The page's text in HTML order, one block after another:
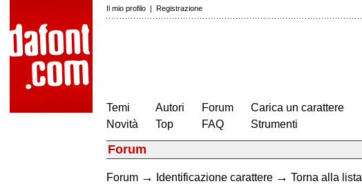
Il mio profilo | Registrazione
Temi
Novità
Autori
Top
Forum
FAQ
Carica un carattere
Strumenti
Forum
Forum → Identificazione carattere → Torna alla lista